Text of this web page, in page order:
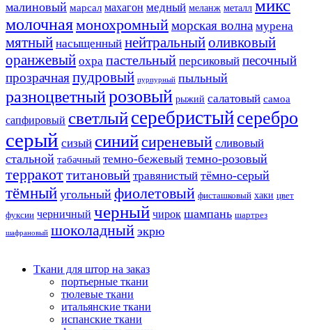
малиновый марсал махагон медный меланж металл микс
молочнаямонохромныйморская волна мурена
мятный насыщенный нейтральныйоливковый
оранжевый охра пастельный персиковый песочный
прозрачнаяпудровый пурпурный пыльный
разноцветныйрозовый рыжий салатовый самоа
сапфировый светлыйсеребристыйсеребро
серый сизый синийсиреневый сливовый
стальной табачный темно-бежевый темно-розовый
терракоттитановый травянистый тёмно-серый
тёмный угольный фиолетовый фисташковый хаки цвет
фуксии черничный черный чирок шампань шартрез
шафрановый шоколадный экрю
Ткани для штор на заказ
портьерные ткани
тюлевые ткани
итальянские ткани
испанские ткани